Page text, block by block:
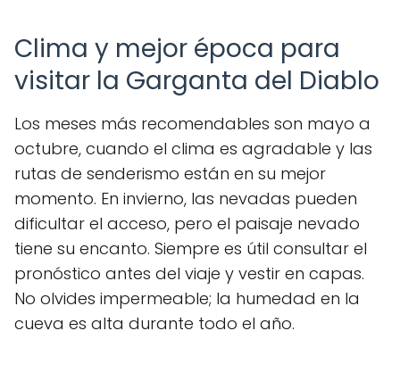
Clima y mejor época para
visitar la Garganta del Diablo
Los meses más recomendables son mayo a
octubre, cuando el clima es agradable y las
rutas de senderismo están en su mejor
momento. En invierno, las nevadas pueden
dificultar el acceso, pero el paisaje nevado
tiene su encanto. Siempre es útil consultar el
pronóstico antes del viaje y vestir en capas.
No olvides impermeable; la humedad en la
cueva es alta durante todo el año.